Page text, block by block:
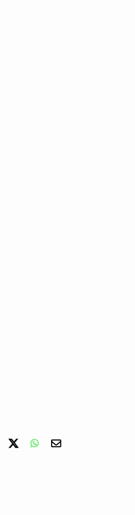
Facebook WhatsApp
E-